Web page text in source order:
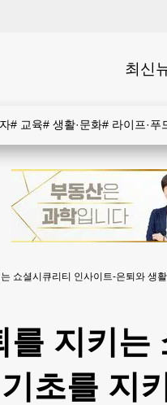
최신
# 교육# 생활·문화# 라이프·푸
쇼셜시큐리티 인사이트-은퇴와 생
지키는
초를 지